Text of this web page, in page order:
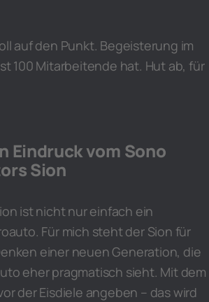
auf den Punkt. Begeisterung im
100 Mitarbeitende hat. Hut ab, für
Eindruck vom Sono
Sion
ist nicht nur einfach ein
Für mich steht der Sion für
einer neuen Generation, die
eher pragmatisch sieht. Mit dem
der Eisdiele angeben – das wird